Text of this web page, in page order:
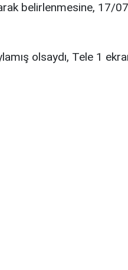
belirlenmesine, 17/
olsaydı, Tele 1